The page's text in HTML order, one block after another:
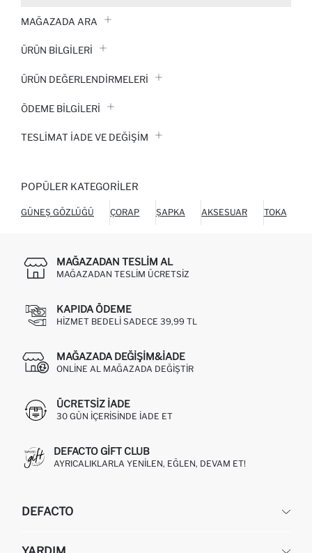
MAĞAZADA ARA
ÜRÜN BILGILERI
ÜRÜN DEĞERLENDİRMELERİ
ÖDEME BİLGİLERİ
TESLIMAT İADE VE DEĞIŞIM
POPÜLER KATEGORILER
GÜNEŞ GÖZLÜĞÜ ÇORAP ŞAPKA AKSESUAR TOKA
MAĞAZADAN TESLIM AL
MAĞAZADAN TESLIM ÜCRETSIZ
KAPIDA ÖDEME
HIZMET BEDELI SADECE 39,99 TL
MAĞAZADA DEĞIŞIM&İADE
ONLINE AL MAĞAZADA DEĞIŞTIR
ÜCRETSIZ IADE
30 GÜN IÇERISINDE IADE ET
DEFACTO GIFT CLUB
AYRICALIKLARLA YENILEN, EĞLEN, DEVAM ET!
DEFACTO